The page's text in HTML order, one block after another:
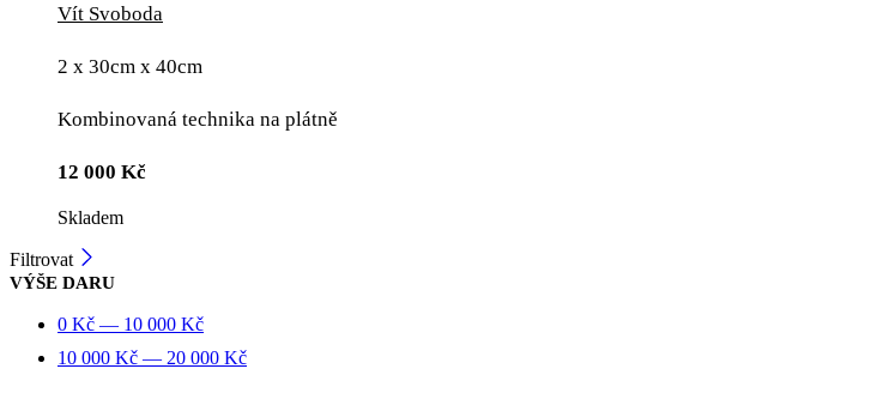
Vít Svoboda
2 x 30cm x 40cm
Kombinovaná technika na plátně
12 000 Kč
Skladem
Filtrovat
VÝŠE DARU
0 Kč — 10 000 Kč
10 000 Kč — 20 000 Kč